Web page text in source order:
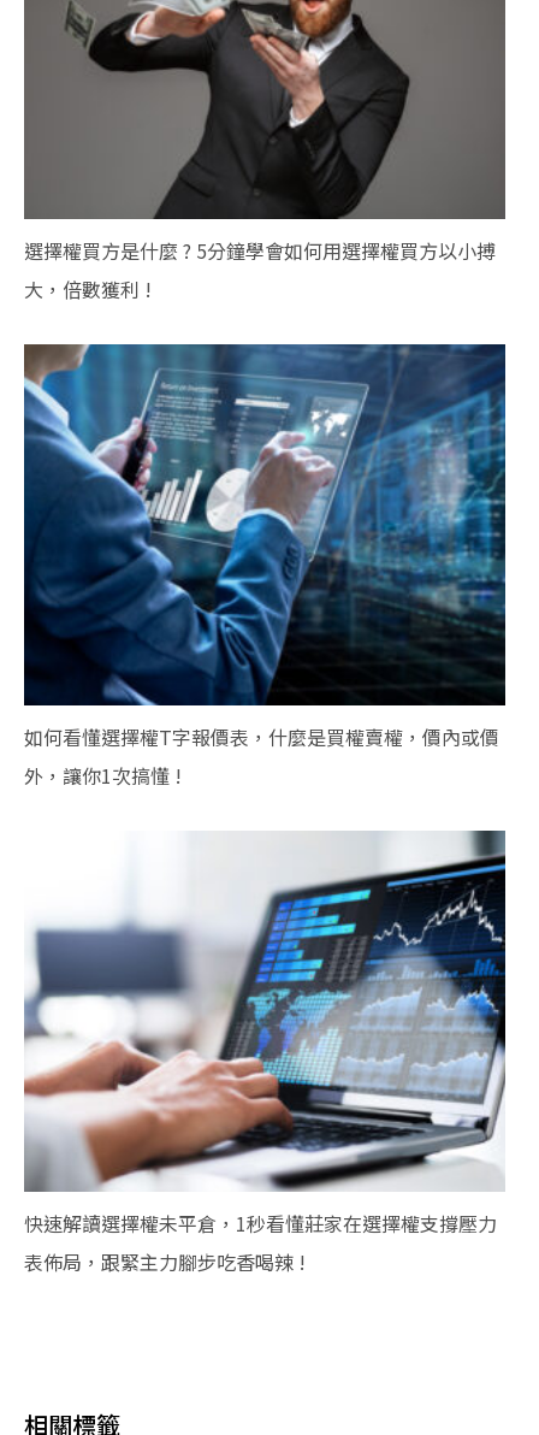
選擇權買方是什麼 ? 5分鐘學會如何用選擇權買方以小搏
大，倍數獲利 !
如何看懂選擇權T字報價表，什麼是買權賣權，價內或價
外，讓你1次搞懂 !
快速解讀選擇權未平倉，1秒看懂莊家在選擇權支撐壓力
表佈局，跟緊主力腳步吃香喝辣 !
相關標籤